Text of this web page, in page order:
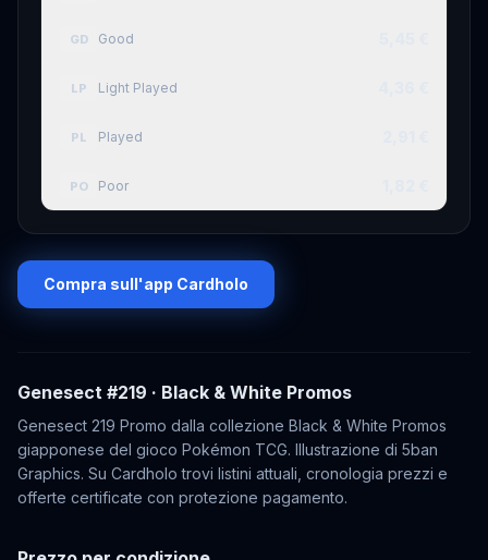
GD Good
LP Light Played
PL Played
PO Poor
Compra sull'app Cardholo
Genesect #219 · Black & White Promos
Genesect 219 Promo dalla collezione Black & White Promos
giapponese del gioco Pokémon TCG. Illustrazione di 5ban
Graphics. Su Cardholo trovi listini attuali, cronologia prezzi e
offerte certificate con protezione pagamento.